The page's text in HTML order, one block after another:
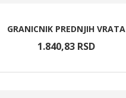
GRANICNIK PREDNJIH VRATA
1.840,83 RSD